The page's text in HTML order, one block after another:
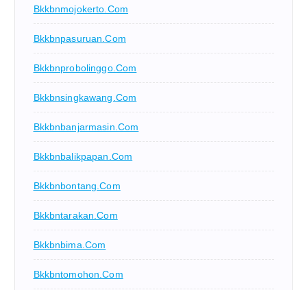
Bkkbnmojokerto.com
Bkkbnpasuruan.com
Bkkbnprobolinggo.com
Bkkbnsingkawang.com
Bkkbnbanjarmasin.com
Bkkbnbalikpapan.com
Bkkbnbontang.com
Bkkbntarakan.com
Bkkbnbima.com
Bkkbntomohon.com